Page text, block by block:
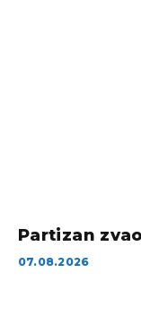
Partizan
07.08.2026